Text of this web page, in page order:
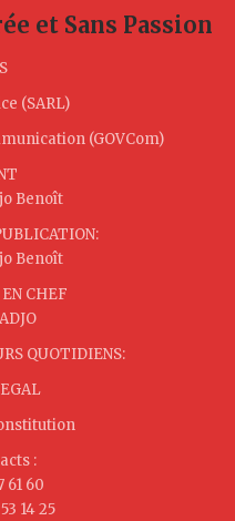
et Sans Passion
(SARL)
(GOVCom)
Benoît
Benoît
CHEF
QUOTIDIENS:
:
61 60
14 25